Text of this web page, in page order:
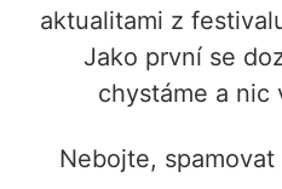
aktualitami z
Jako první se
chystáme a nic
Nebojte,